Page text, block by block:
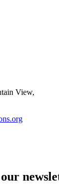
View,